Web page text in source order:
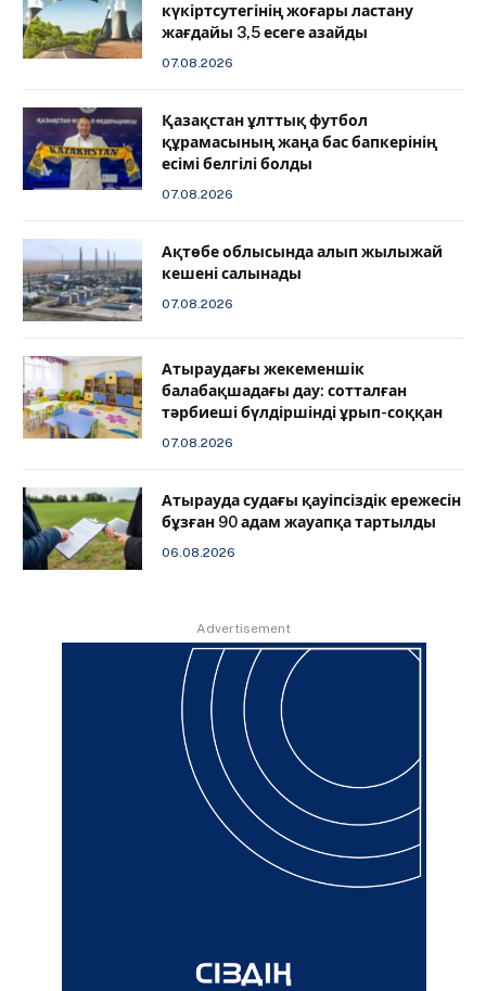
күкіртсутегінің жоғары ластану
жағдайы 3,5 есеге азайды
07.08.2026
Қазақстан ұлттық футбол
құрамасының жаңа бас бапкерінің
есімі белгілі болды
07.08.2026
Ақтөбе облысында алып жылыжай
кешені салынады
07.08.2026
Атыраудағы жекеменшік
балабақшадағы дау: сотталған
тәрбиеші бүлдіршінді ұрып-соққан
07.08.2026
Атырауда судағы қауіпсіздік ережесін
бұзған 90 адам жауапқа тартылды
06.08.2026
Advertisement